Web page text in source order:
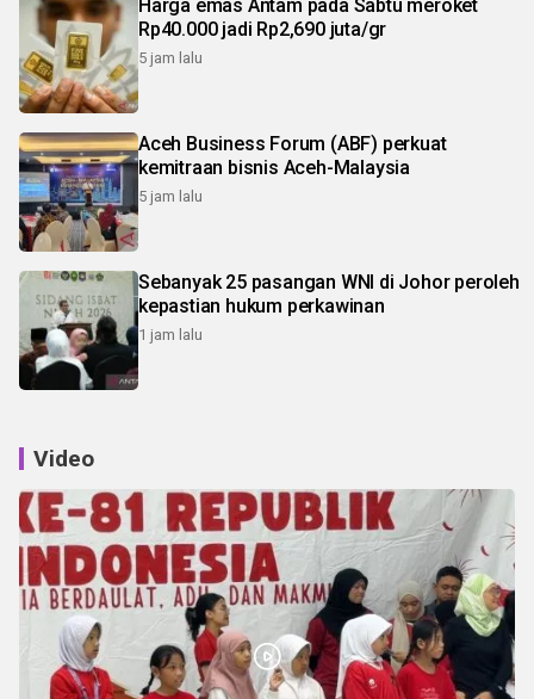
Harga emas Antam pada Sabtu meroket
Rp40.000 jadi Rp2,690 juta/gr
5 jam lalu
Aceh Business Forum (ABF) perkuat
kemitraan bisnis Aceh-Malaysia
5 jam lalu
Sebanyak 25 pasangan WNI di Johor peroleh
kepastian hukum perkawinan
1 jam lalu
Video